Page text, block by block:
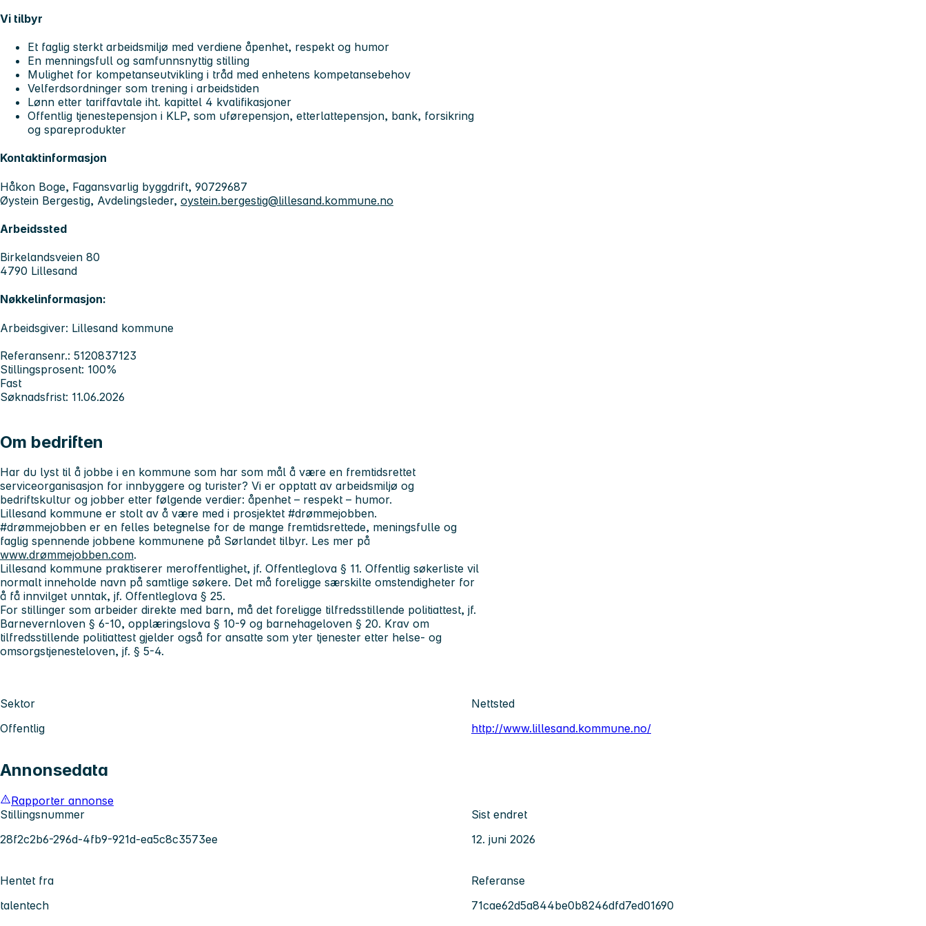
Vi tilbyr
Et faglig sterkt arbeidsmiljø med verdiene åpenhet, respekt og humor
En menningsfull og samfunnsnyttig stilling
Mulighet for kompetanseutvikling i tråd med enhetens kompetansebehov
Velferdsordninger som trening i arbeidstiden
Lønn etter tariffavtale iht. kapittel 4 kvalifikasjoner
Offentlig tjenestepensjon i KLP, som uførepensjon, etterlattepensjon, bank, forsikring
og spareprodukter
Kontaktinformasjon
Håkon Boge, Fagansvarlig byggdrift, 90729687
Øystein Bergestig, Avdelingsleder, oystein.bergestig@lillesand.kommune.no
Arbeidssted
Birkelandsveien 80
4790 Lillesand
Nøkkelinformasjon:
Arbeidsgiver: Lillesand kommune
Referansenr.: 5120837123
Stillingsprosent: 100%
Fast
Søknadsfrist: 11.06.2026
Om bedriften
Har du lyst til å jobbe i en kommune som har som mål å være en fremtidsrettet
serviceorganisasjon for innbyggere og turister? Vi er opptatt av arbeidsmiljø og
bedriftskultur og jobber etter følgende verdier: åpenhet – respekt – humor.
Lillesand kommune er stolt av å være med i prosjektet #drømmejobben.
#drømmejobben er en felles betegnelse for de mange fremtidsrettede, meningsfulle og
faglig spennende jobbene kommunene på Sørlandet tilbyr. Les mer på
www.drømmejobben.com.
Lillesand kommune praktiserer meroffentlighet, jf. Offentleglova § 11. Offentlig søkerliste vil
normalt inneholde navn på samtlige søkere. Det må foreligge særskilte omstendigheter for
å få innvilget unntak, jf. Offentleglova § 25.
For stillinger som arbeider direkte med barn, må det foreligge tilfredsstillende politiattest, jf.
Barnevernloven § 6-10, opplæringslova § 10-9 og barnehageloven § 20. Krav om
tilfredsstillende politiattest gjelder også for ansatte som yter tjenester etter helse- og
omsorgstjenesteloven, jf. § 5-4.
Sektor
Offentlig
Nettsted
http://www.lillesand.kommune.no/
Annonsedata
Rapporter annonse
Stillingsnummer
28f2c2b6-296d-4fb9-921d-ea5c8c3573ee
Sist endret
12. juni 2026
Hentet fra
talentech
Referanse
71cae62d5a844be0b8246dfd7ed01690